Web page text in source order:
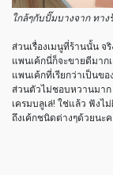
ใกล้ๆกับปั๊มบางจาก ทา
ส่วนเรื่องเมนูที่ร้านนั้น จ
แพนเค้กนี่ก็จะขายดีมาก
แพนเค้กที่เรียกว่าเป็นข
ส่วนตัวไม่ชอบหวานมาก
เครมบลูเล่! ใช่แล้ว ฟังไ
ถึงเค้กชนิดต่างๆด้วยนะค